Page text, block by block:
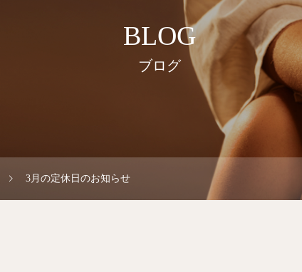
BLOG
ブログ
3月の定休日のお知らせ